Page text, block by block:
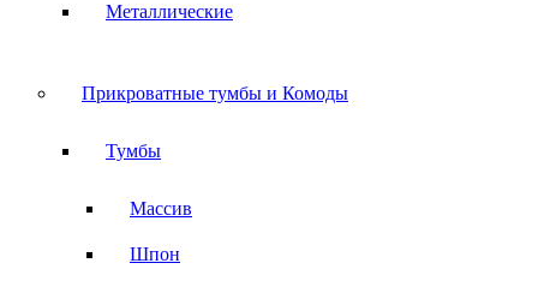
Металлические
Прикроватные тумбы и Комоды
Тумбы
Массив
Шпон